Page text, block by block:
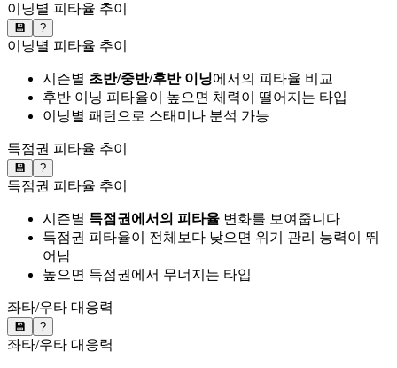
이닝별 피타율 추이
💾 ?
이닝별 피타율 추이
시즌별 초반/중반/후반 이닝에서의 피타율 비교
후반 이닝 피타율이 높으면 체력이 떨어지는 타입
이닝별 패턴으로 스태미나 분석 가능
득점권 피타율 추이
💾 ?
득점권 피타율 추이
시즌별 득점권에서의 피타율 변화를 보여줍니다
득점권 피타율이 전체보다 낮으면 위기 관리 능력이 뛰
어남
높으면 득점권에서 무너지는 타입
좌타/우타 대응력
💾 ?
좌타/우타 대응력